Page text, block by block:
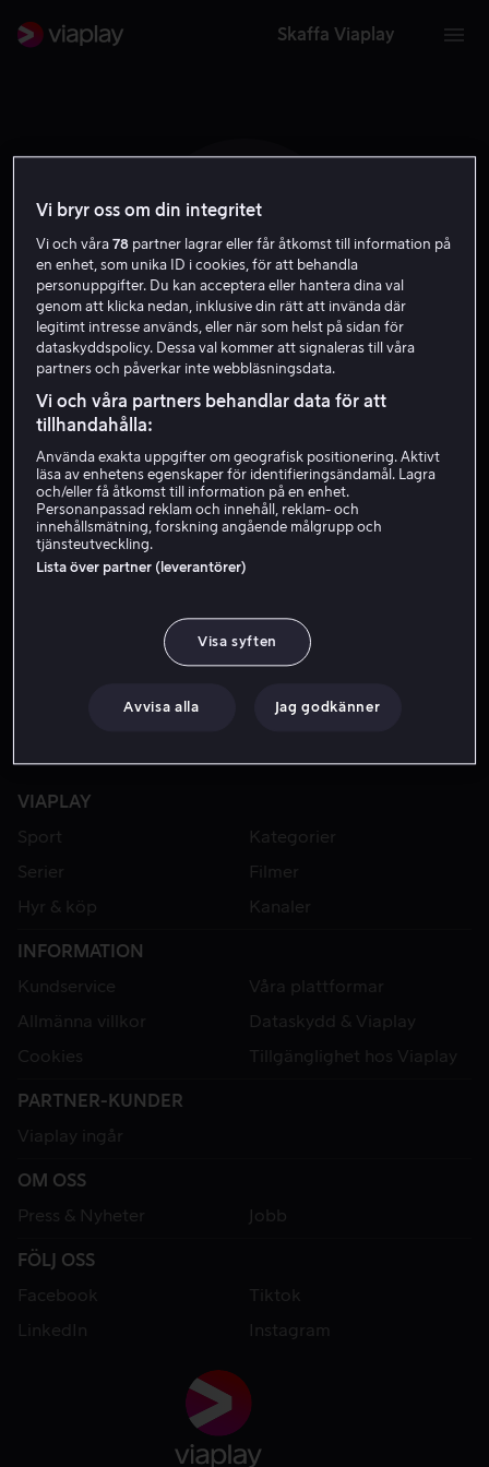
Skaffa Viaplay
F M
Filip Mayer
Skådespelare
VIAPLAY
Sport
Kategorier
Serier
Filmer
Hyr & köp
Kanaler
INFORMATION
Kundservice
Våra plattformar
Allmänna villkor
Dataskydd & Viaplay
Cookies
Tillgänglighet hos Viaplay
PARTNER-KUNDER
Viaplay ingår
OM OSS
Press & Nyheter
Jobb
FÖLJ OSS
Facebook
Tiktok
LinkedIn
Instagram
Vi bryr oss om din integritet
Vi och våra78 partner lagrar eller får åtkomst till information på
en enhet, som unika ID i cookies, för att behandla
personuppgifter. Du kan acceptera eller hantera dina val
genom att klicka nedan, inklusive din rätt att invända där
legitimt intresse används, eller när som helst på sidan för
dataskyddspolicy. Dessa val kommer att signaleras till våra
partners och påverkar inte webbläsningsdata.
Vi och våra partners behandlar data för att
tillhandahålla:
Använda exakta uppgifter om geografisk positionering. Aktivt
läsa av enhetens egenskaper för identifieringsändamål. Lagra
och/eller få åtkomst till information på en enhet.
Personanpassad reklam och innehåll, reklam- och
innehållsmätning, forskning angående målgrupp och
tjänsteutveckling.
Lista över partner (leverantörer)
Visa syften
Avvisa alla Jag godkänner